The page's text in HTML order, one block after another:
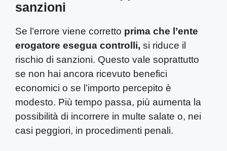
sanzioni
Se l’errore viene corretto prima che l’ente
erogatore esegua controlli, si riduce il
rischio di sanzioni. Questo vale soprattutto
se non hai ancora ricevuto benefici
economici o se l’importo percepito è
modesto. Più tempo passa, più aumenta la
possibilità di incorrere in multe salate o, nei
casi peggiori, in procedimenti penali.